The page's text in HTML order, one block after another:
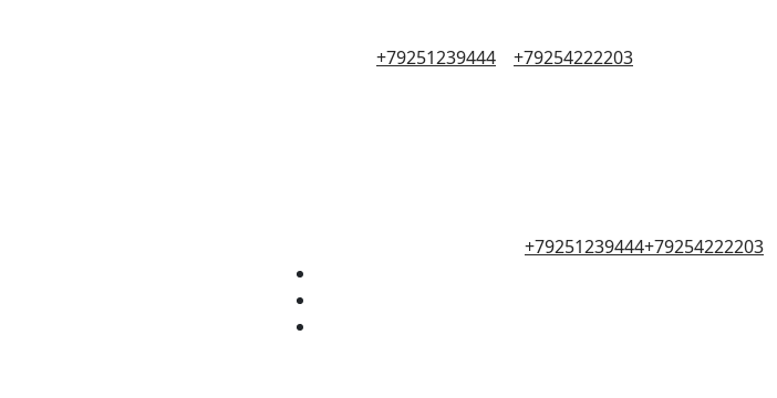
+79251239444 +79254222203
+79251239444+79254222203